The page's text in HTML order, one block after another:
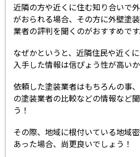
近隣の方や近くに住む知り合いで
がおられる場合、その方に外壁塗
業者の評判を聞くのがおすすめです
なぜかというと、近隣住民や近く
入手した情報は信ぴょう性が高いか
依頼した塗装業者はもちろんの事
の塗装業者の比較などの情報など
う！
その際、地域に根付いている地域
あった場合、尚更良いでしょう！